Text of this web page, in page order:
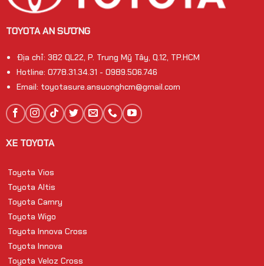
TOYOTA AN SƯƠNG
Địa chỉ: 382 QL22, P. Trung Mỹ Tây, Q.12, TP.HCM
Hotline: 0778.31.34.31 - 0989.506.746
Email: toyotasure.ansuonghcm@gmail.com
XE TOYOTA
Toyota Vios
Toyota Altis
Toyota Camry
Toyota Wigo
Toyota Innova Cross
Toyota Innova
Toyota Veloz Cross